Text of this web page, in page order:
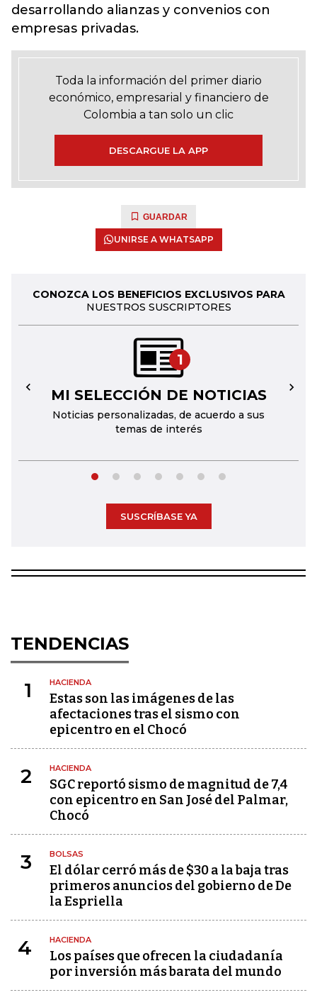
desarrollando alianzas y convenios con
empresas privadas.
Toda la información del primer diario
económico, empresarial y financiero de
Colombia a tan solo un clic
DESCARGUE LA APP
GUARDAR
UNIRSE A WHATSAPP
CONOZCA LOS BENEFICIOS EXCLUSIVOS PARA
NUESTROS SUSCRIPTORES
1
MI SELECCIÓN DE NOTICIAS
Noticias personalizadas, de acuerdo a sus
temas de interés
← →
SUSCRÍBASE YA
TENDENCIAS
1 HACIENDA
Estas son las imágenes de las
afectaciones tras el sismo con
epicentro en el Chocó
2 HACIENDA
SGC reportó sismo de magnitud de 7,4
con epicentro en San José del Palmar,
Chocó
3 BOLSAS
El dólar cerró más de $30 a la baja tras
primeros anuncios del gobierno de De
la Espriella
4 HACIENDA
Los países que ofrecen la ciudadanía
por inversión más barata del mundo